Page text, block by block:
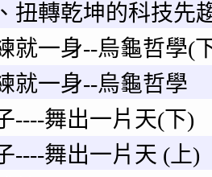
扭轉乾坤的科技先
就一身--烏龜哲學(
就一身--烏龜哲學
----舞出一片天(下)
----舞出一片天 (上)